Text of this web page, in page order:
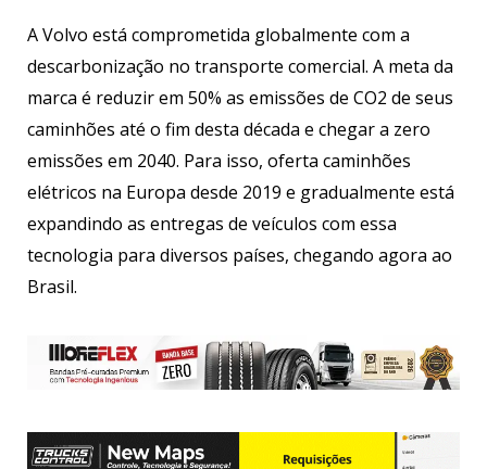
A Volvo está comprometida globalmente com a
descarbonização no transporte comercial. A meta da
marca é reduzir em 50% as emissões de CO2 de seus
caminhões até o fim desta década e chegar a zero
emissões em 2040. Para isso, oferta caminhões
elétricos na Europa desde 2019 e gradualmente está
expandindo as entregas de veículos com essa
tecnologia para diversos países, chegando agora ao
Brasil.